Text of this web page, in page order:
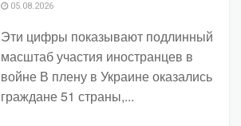
05.08.2026
Эти цифры показывают подлинный
масштаб участия иностранцев в
войне В плену в Украине оказались
граждане 51 страны,...